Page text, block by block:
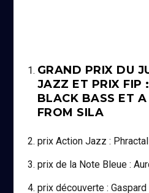
GRAND PRIX DU
JAZZ ET PRIX FIP
BLACK BASS ET A
FROM SILA
prix Action Jazz : Phractal
prix de la Note Bleue :
prix découverte : Gaspard